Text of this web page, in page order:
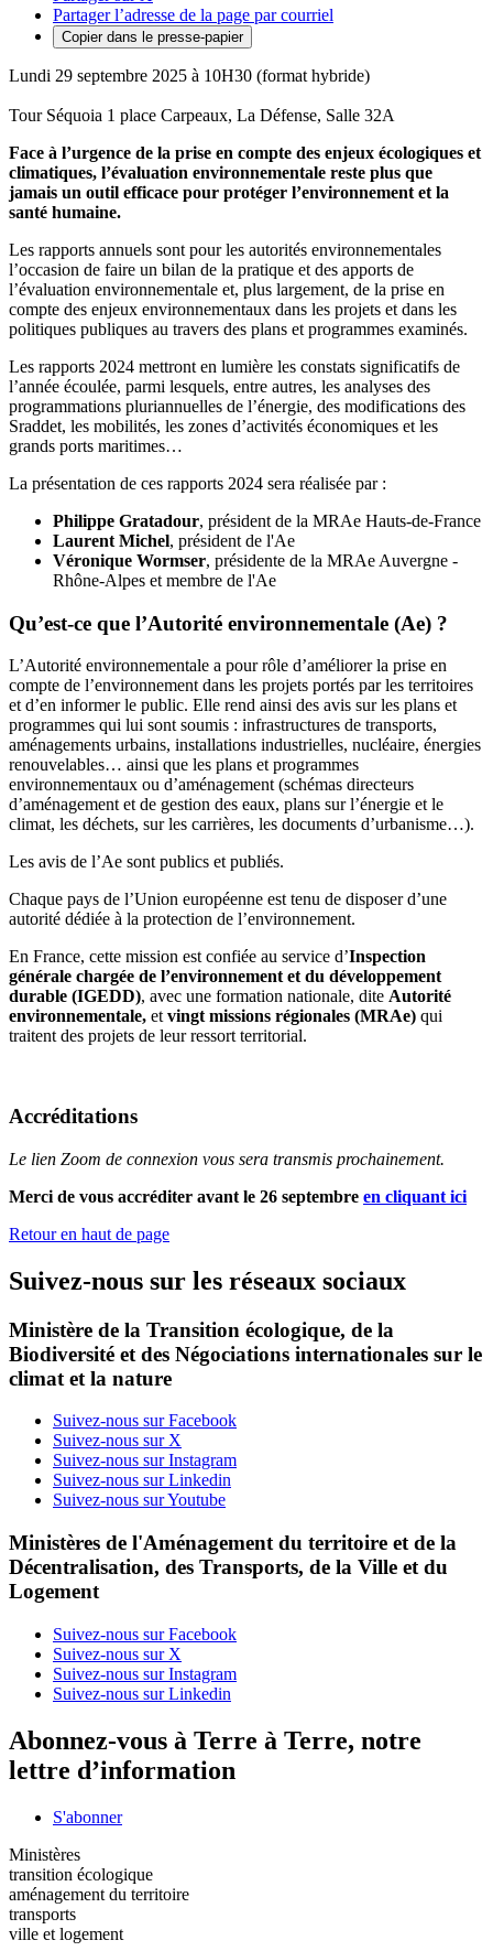
Partager l’adresse de la page par courriel
Copier dans le presse-papier
Lundi 29 septembre 2025 à 10H30 (format hybride)
Tour Séquoia 1 place Carpeaux, La Défense, Salle 32A
Face à l’urgence de la prise en compte des enjeux écologiques et
climatiques, l’évaluation environnementale reste plus que
jamais un outil efficace pour protéger l’environnement et la
santé humaine.
Les rapports annuels sont pour les autorités environnementales
l’occasion de faire un bilan de la pratique et des apports de
l’évaluation environnementale et, plus largement, de la prise en
compte des enjeux environnementaux dans les projets et dans les
politiques publiques au travers des plans et programmes examinés.
Les rapports 2024 mettront en lumière les constats significatifs de
l’année écoulée, parmi lesquels, entre autres, les analyses des
programmations pluriannuelles de l’énergie, des modifications des
Sraddet, les mobilités, les zones d’activités économiques et les
grands ports maritimes…
La présentation de ces rapports 2024 sera réalisée par :
Philippe Gratadour, président de la MRAe Hauts-de-France
Laurent Michel, président de l'Ae
Véronique Wormser, présidente de la MRAe Auvergne -
Rhône-Alpes et membre de l'Ae
Qu’est-ce que l’Autorité environnementale (Ae) ?
L’Autorité environnementale a pour rôle d’améliorer la prise en
compte de l’environnement dans les projets portés par les territoires
et d’en informer le public. Elle rend ainsi des avis sur les plans et
programmes qui lui sont soumis : infrastructures de transports,
aménagements urbains, installations industrielles, nucléaire, énergies
renouvelables… ainsi que les plans et programmes
environnementaux ou d’aménagement (schémas directeurs
d’aménagement et de gestion des eaux, plans sur l’énergie et le
climat, les déchets, sur les carrières, les documents d’urbanisme…).
Les avis de l’Ae sont publics et publiés.
Chaque pays de l’Union européenne est tenu de disposer d’une
autorité dédiée à la protection de l’environnement.
En France, cette mission est confiée au service d’Inspection
générale chargée de l’environnement et du développement
durable (IGEDD), avec une formation nationale, dite Autorité
environnementale, et vingt missions régionales (MRAe) qui
traitent des projets de leur ressort territorial.
Accréditations
Le lien Zoom de connexion vous sera transmis prochainement.
Merci de vous accréditer avant le 26 septembre en cliquant ici
Retour en haut de page
Suivez-nous sur les réseaux sociaux
Ministère de la Transition écologique, de la
Biodiversité et des Négociations internationales sur le
climat et la nature
Suivez-nous sur Facebook
Suivez-nous sur X
Suivez-nous sur Instagram
Suivez-nous sur Linkedin
Suivez-nous sur Youtube
Ministères de l'Aménagement du territoire et de la
Décentralisation, des Transports, de la Ville et du
Logement
Suivez-nous sur Facebook
Suivez-nous sur X
Suivez-nous sur Instagram
Suivez-nous sur Linkedin
Abonnez-vous à Terre à Terre, notre
lettre d’information
S'abonner
Ministères
transition écologique
aménagement du territoire
transports
ville et logement